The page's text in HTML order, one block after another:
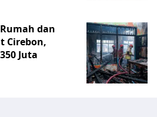
dan
Cirebon,
Juta